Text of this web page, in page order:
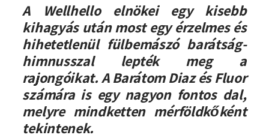
Újabb slágerrel tért vissza a Wellhello!
A Wellhello elnökei egy kisebb
kihagyás után most egy érzelmes és
hihetetlenül fülbemászó barátság-
himnusszal lepték meg a
rajongóikat. A Barátom Diaz és Fluor
számára is egy nagyon fontos dal,
melyre mindketten mérföldkőként
tekintenek.